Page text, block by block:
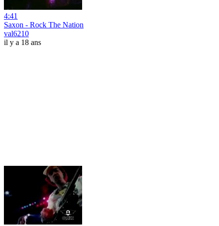
4:41
Saxon - Rock The Nation
val6210
il y a 18 ans